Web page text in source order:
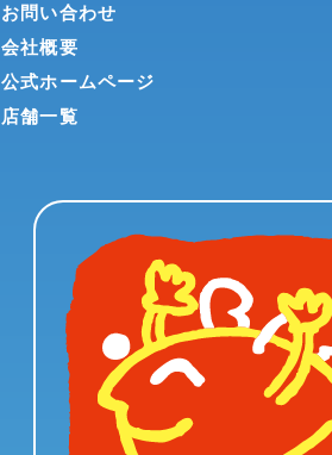
お問い合わせ
会社概要
公式ホームページ
店舗一覧